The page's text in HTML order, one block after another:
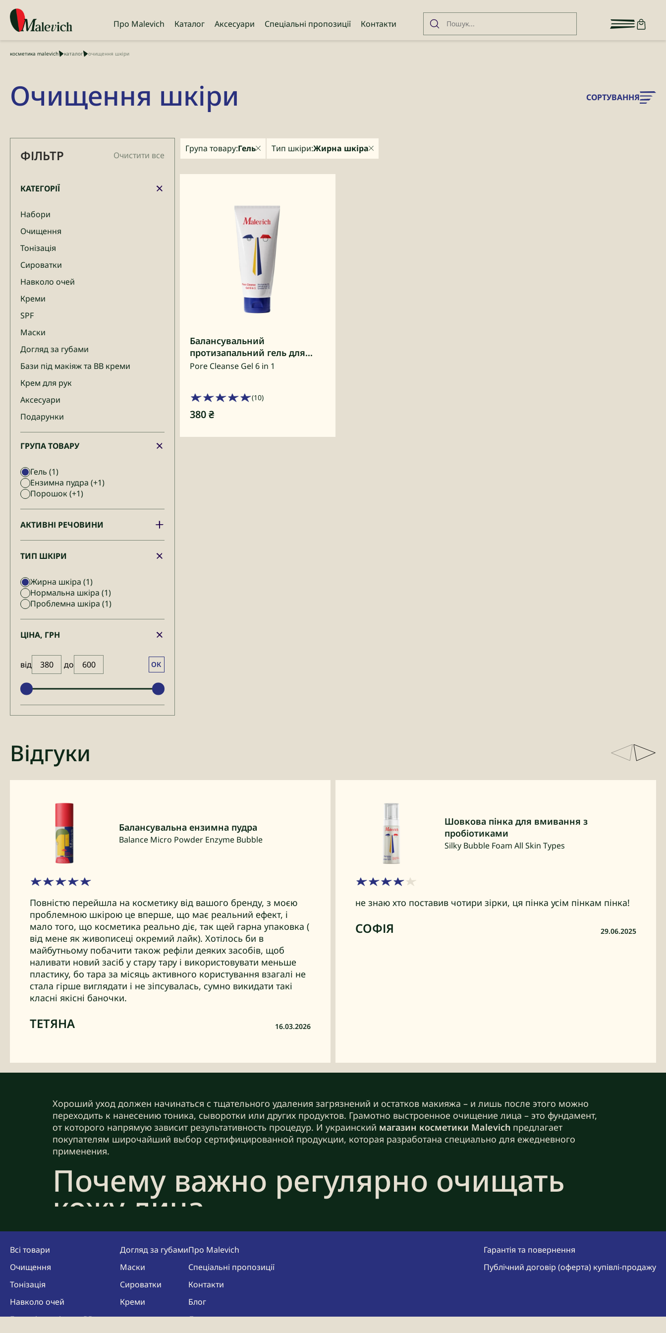
Про Malevich Каталог Аксесуари Спеціальні пропозиції Контакти
косметика malevich каталог очищення шкіри
Очищення шкіри СОРТУВАННЯ
ФІЛЬТР Очистити все
КАТЕГОРІЇ
Набори
Очищення
Тонізація
Сироватки
Навколо очей
Креми
SPF
Маски
Догляд за губами
Бази під макіяж та BB креми
Крем для рук
Аксесуари
Подарунки
ГРУПА ТОВАРУ
Гель (1)
Ензимна пудра (+1)
Порошок (+1)
АКТИВНІ РЕЧОВИНИ
ТИП ШКІРИ
Жирна шкіра (1)
Нормальна шкіра (1)
Проблемна шкіра (1)
ЦІНА, ГРН
від до ОК
Група товару:Гель Тип шкіри:Жирна шкіра
Балансувальний
протизапальний гель для
вмивання «6 в 1»
Pore Cleanse Gel 6 in 1
(10)
380₴
Відгуки
Балансувальна ензимна пудра
Balance Micro Powder Enzyme Bubble
Повністю перейшла на косметику від вашого бренду, з моєю
проблемною шкірою це вперше, що має реальний ефект, і
мало того, що косметика реально діє, так щей гарна упаковка (
від мене як живописеці окремий лайк). Хотілось би в
майбутньому побачити також рефіли деяких засобів, щоб
наливати новий засіб у стару тару і використовувати меньше
пластику, бо тара за місяць активного користування взагалі не
стала гірше виглядати і не зіпсувалась, сумно викидати такі
класні якісні баночки.
ТЕТЯНА 16.03.2026
Шовкова пінка для вмивання з
пробіотиками
Silky Bubble Foam All Skin Types
не знаю хто поставив чотири зірки, ця пінка усім пінкам пінка!
СОФІЯ 29.06.2025
Хороший уход должен начинаться с тщательного удаления загрязнений и остатков макияжа – и лишь после этого можно
переходить к нанесению тоника, сыворотки или других продуктов. Грамотно выстроенное очищение лица – это фундамент,
от которого напрямую зависит результативность процедур. И украинский магазин косметики Malevich предлагает
покупателям широчайший выбор сертифицированной продукции, которая разработана специально для ежедневного
применения.
Почему важно регулярно очищать
кожу лица
Умывание – процесс, который запускает восстановление и регенерацию дермы. Если своевременно не удалять загрязнения,
активизируются воспаления и ускоряются процессы старения. Хорошие средства для умывания – это не просто вопрос
гигиены, а важнейший вклад в сохранение красоты, молодости и здоровья. Качественное очищение критически важно, и
оно помогает предотвратить:
распространение патогенных микроорганизмов;
появление воспалений и акне, образование комедонов;
Всі товари
Очищення
Тонізація
Навколо очей
Бази під макіяж та BB креми
Догляд за губами
Маски
Сироватки
Креми
Про Malevich
Спеціальні пропозиції
Контакти
Блог
Де купити
Гарантія та повернення
Публічний договір (оферта) купівлі-продажу